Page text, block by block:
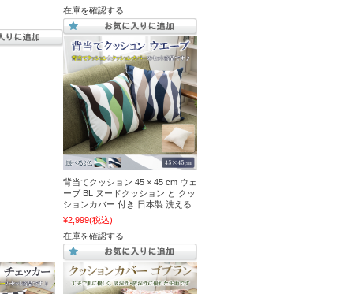
在庫を確認する
背当てクッション 45 × 45 cm ウェ
ーブ BL ヌードクッション と クッ
ションカバー 付き 日本製 洗える
¥2,999(税込)
在庫を確認する